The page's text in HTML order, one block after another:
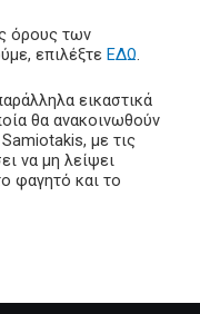
όρους των
επιλέξτε ΕΔΩ.
εικαστικά
θα ανακοινωθούν
με τις
να μη λείψει
φαγητό και το